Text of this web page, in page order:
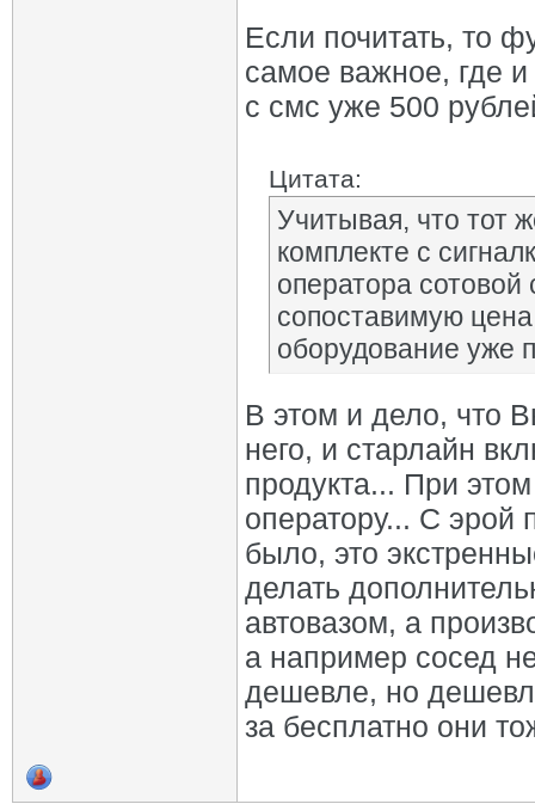
Если почитать, то
самое важное, где
с смс уже 500
Цитата:
Учитывая, что тот
комплекте с
оператора сотовой
сопоставимую
оборудование уже
В этом и дело, что
него, и старлайн
продукта... При
оператору... С эрой
было, это
делать
автовазом, а
а например сосед
дешевле, но
за бесплатно они